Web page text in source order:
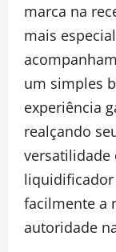
marca na
mais
um simples
experiência
realçando
liquidificador
facilmente a
autoridade